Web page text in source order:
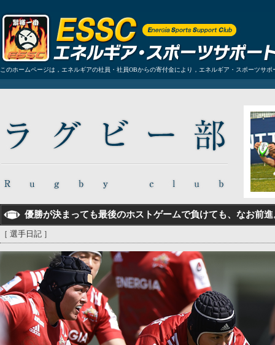
このホームページは，エネルギアの社員・社員OBからの寄付金により，エネルギア・スポーツサ
優勝が決まっても最後のホストゲームで負けても、なお前
［ 選手日記 ］